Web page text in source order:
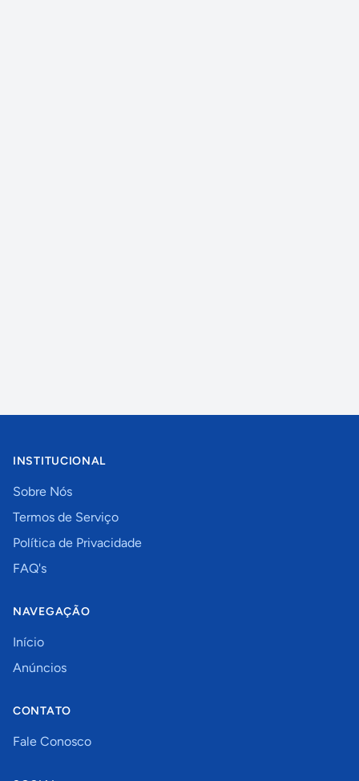
INSTITUCIONAL
Sobre Nós
Termos de Serviço
Política de Privacidade
FAQ's
NAVEGAÇÃO
Início
Anúncios
CONTATO
Fale Conosco